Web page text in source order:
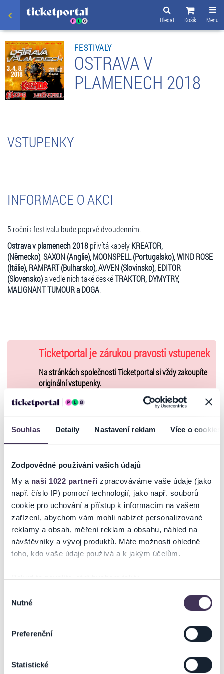
Souhlas Detaily Nastavení reklam Více o cookies
Zodpovědné používání vašich údajů
My a naši 1022 partneři zpracováváme vaše údaje (jako
např. číslo IP) pomocí technologií, jako např. souborů
cookie pro uchování a přístup k informacím na vašem
zařízení, abychom vám mohli nabízet personalizované
reklamy a obsah, měření reklam a obsahu, náhled na
návštěvníky a vývoj produktů. Máte možnosti ohledně
toho, kdo vaše údaje používá a k jakým účelům.
Pokud to povolíte, rádi bychom také:
které mohou být přesné na několik metrů
skenování pro konkrétní charakteristiky (otisk prstu)
Zjistěte více o tom, jak zpracováváme vaše osobní
Svůj souhlas můžete kdykoliv změnit nebo odvolat v
souhlasu
Nutné
Preferenční
Statistické
Menu
Košík
Hledat
FESTIVALY
OSTRAVA V
PLAMENECH 2018
VSTUPENKY
INFORMACE O AKCI
5.ročník festivalu bude poprvé dvoudenním.
Ostrava v plamenech 2018přivítá kapelyKREATOR,
(Německo) SAXON (Anglie), MOONSPELL (Portugalsko), WIND ROSE
(Itálie), RAMPART (Bulharsko), AVVEN (Slovinsko), EDITOR
(Slovensko)a vedle nich také českéTRAKTOR, DYMYTRY,
MALIGNANT TUMOUR a DOGA.
Ticketportal je zárukou pravosti vstupenek
Na stránkách společnosti Ticketportal si vždy zakoupíte
originální vstupenky.
Ticketportal nemůže zaručit pravost vstupenek
zakoupených na přeprodejních portálech. Ticketportal s
způsob přeprodávání vstupenek nepodporuje.
na akci uzavíráte přímo s pořadatelem, jehož údaje jsou
uvedeny přímo v košíku.
Pořadatel se ve smyslu čl. 30 odst. 1 písm. e) nařízení EU
2022/2065 zavázal nabízet na portále
www.ticketportal.cz pouze výrobky nebo služby, jež jsou
v souladu s použitelným právem Evropské unie.
GALERIE